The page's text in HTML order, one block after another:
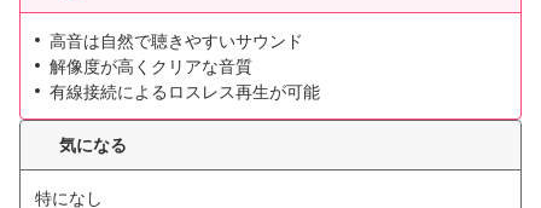
高音は自然で聴きやすいサウンド
解像度が高くクリアな音質
有線接続によるロスレス再生が可能
気になる
特になし